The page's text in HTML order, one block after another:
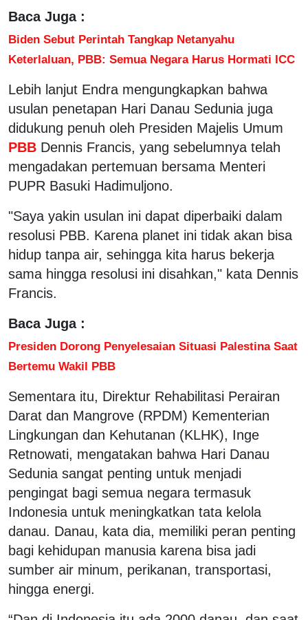
Baca Juga :
Biden Sebut Perintah Tangkap Netanyahu
Keterlaluan, PBB: Semua Negara Harus Hormati ICC
Lebih lanjut Endra mengungkapkan bahwa
usulan penetapan Hari Danau Sedunia juga
didukung penuh oleh Presiden Majelis Umum
PBB Dennis Francis, yang sebelumnya telah
mengadakan pertemuan bersama Menteri
PUPR Basuki Hadimuljono.
"Saya yakin usulan ini dapat diperbaiki dalam
resolusi PBB. Karena planet ini tidak akan bisa
hidup tanpa air, sehingga kita harus bekerja
sama hingga resolusi ini disahkan," kata Dennis
Francis.
Baca Juga :
Presiden Dorong Penyelesaian Situasi Palestina Saat
Bertemu Wakil PBB
Sementara itu, Direktur Rehabilitasi Perairan
Darat dan Mangrove (RPDM) Kementerian
Lingkungan dan Kehutanan (KLHK), Inge
Retnowati, mengatakan bahwa Hari Danau
Sedunia sangat penting untuk menjadi
pengingat bagi semua negara termasuk
Indonesia untuk meningkatkan tata kelola
danau. Danau, kata dia, memiliki peran penting
bagi kehidupan manusia karena bisa jadi
sumber air minum, perikanan, transportasi,
hingga energi.